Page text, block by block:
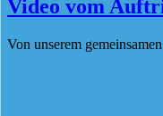
Video vom
Von unserem